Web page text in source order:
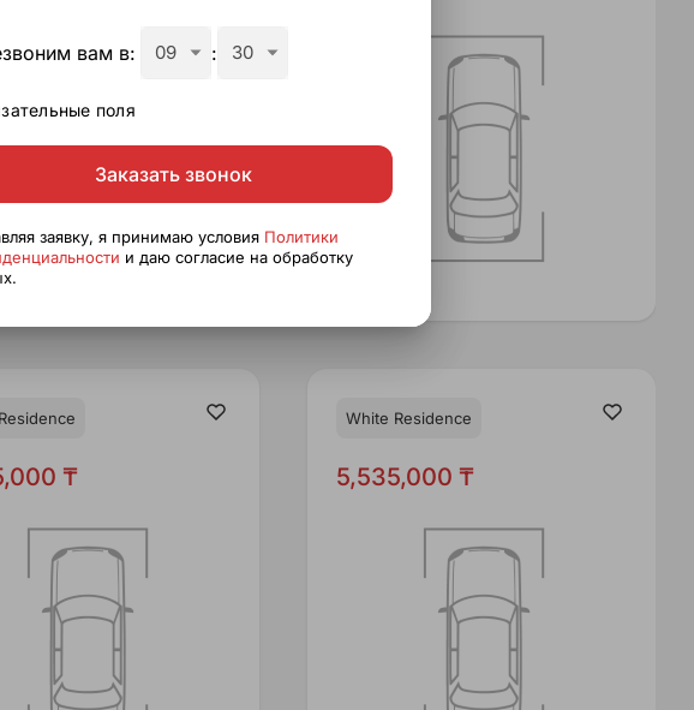
₸
White Residence
5,535,000 ₸
вам в: 09 : 30
поля
Заказать звонок
заявку, я принимаю условия Политики
и даю согласие на обработку